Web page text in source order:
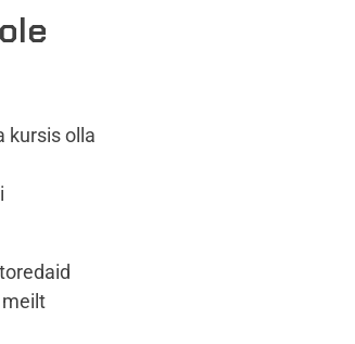
kursis olla
meilt